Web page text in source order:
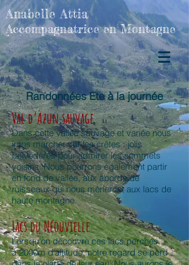
Anabelle Attia
Accompagnatrice en Montagne
Randonnées Ete à la journée
Val d’Azun sauvage
Dans cette vallée sauvage et variée nous
irons marcher sur les crêtes : jolis
belvédères pour admirer les sommets
voisins. Nous pourrons également partir
en fond de vallée, aux abords de
ruisseaux qui nous mèneront aux lacs de
haute montagne.
Lacs du Néouvielle
Lorsqu'on découvre ces lacs perchés
à 2000m d'altitude, notre regard se perd